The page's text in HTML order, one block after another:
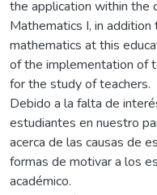
the application within the
Mathematics I, in
mathematics at this
of the implementation of
for the study of teachers.
Debido a la falta de
estudiantes en nuestro
acerca de las causas de
formas de motivar a los
académico.